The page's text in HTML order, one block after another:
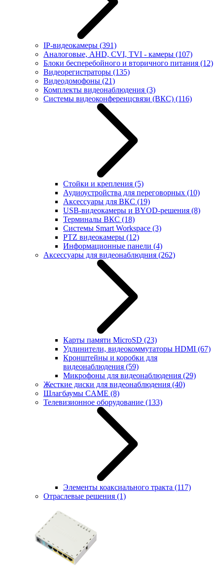
IP-видеокамеры (391)
Аналоговые, AHD, CVI, TVI - камеры (107)
Блоки бесперебойного и вторичного питания (12)
Видеорегистраторы (135)
Видеодомофоны (21)
Комплекты видеонаблюдения (3)
Системы видеоконференцсвязи (ВКС) (116)
Стойки и крепления (5)
Аудиоустройства для переговорных (10)
Аксессуары для ВКС (19)
USB-видеокамеры и BYOD-решения (8)
Терминалы ВКС (18)
Системы Smart Workspace (3)
PTZ видеокамеры (12)
Информационные панели (4)
Аксессуары для видеонаблюдния (262)
Карты памяти MicroSD (23)
Удлинители, видеокоммутаторы HDMI (67)
Кронштейны и коробки для
видеонаблюдения (59)
Микрофоны для видеонаблюдения (29)
Жесткие диски для видеонаблюдения (40)
Шлагбаумы CAME (8)
Телевизионное оборудование (133)
Элементы коаксиального тракта (117)
Отраслевые решения (1)